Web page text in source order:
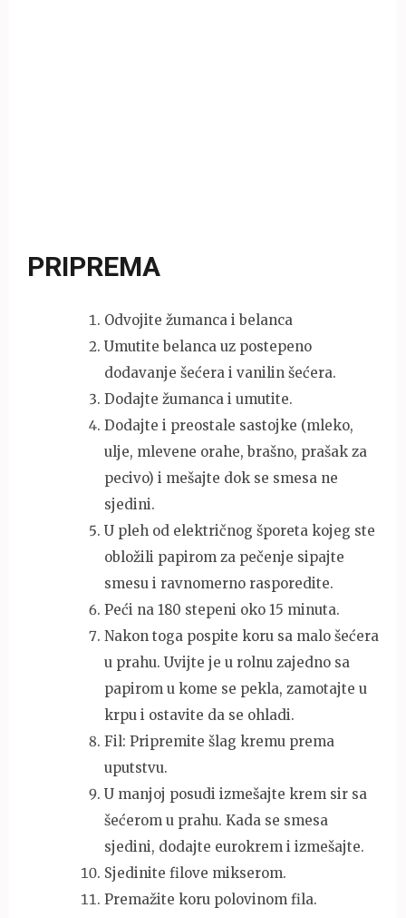
PRIPREMA
Odvojite žumanca i belanca
Umutite belanca uz postepeno
dodavanje šećera i vanilin šećera.
Dodajte žumanca i umutite.
Dodajte i preostale sastojke (mleko,
ulje, mlevene orahe, brašno, prašak za
pecivo) i mešajte dok se smesa ne
sjedini.
U pleh od električnog šporeta kojeg ste
obložili papirom za pečenje sipajte
smesu i ravnomerno rasporedite.
Peći na 180 stepeni oko 15 minuta.
Nakon toga pospite koru sa malo šećera
u prahu. Uvijte je u rolnu zajedno sa
papirom u kome se pekla, zamotajte u
krpu i ostavite da se ohladi.
Fil: Pripremite šlag kremu prema
uputstvu.
U manjoj posudi izmešajte krem sir sa
šećerom u prahu. Kada se smesa
sjedini, dodajte eurokrem i izmešajte.
Sjedinite filove mikserom.
Premažite koru polovinom fila.